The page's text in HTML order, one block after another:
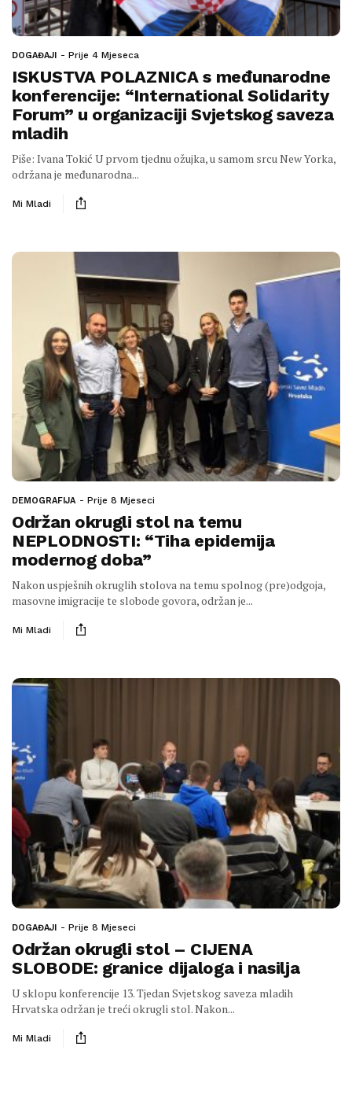
DOGAĐAJI Prije 4 Mjeseca
ISKUSTVA POLAZNICA s međunarodne
konferencije: “International Solidarity
Forum” u organizaciji Svjetskog saveza
mladih
Piše: Ivana Tokić U prvom tjednu ožujka, u samom srcu New Yorka,
održana je međunarodna...
Mi Mladi
DEMOGRAFIJA Prije 8 Mjeseci
Održan okrugli stol na temu
NEPLODNOSTI: “Tiha epidemija
modernog doba”
Nakon uspješnih okruglih stolova na temu spolnog (pre)odgoja,
masovne imigracije te slobode govora, održan je...
Mi Mladi
DOGAĐAJI Prije 8 Mjeseci
Održan okrugli stol – CIJENA
SLOBODE: granice dijaloga i nasilja
U sklopu konferencije 13. Tjedan Svjetskog saveza mladih
Hrvatska održan je treći okrugli stol. Nakon...
Mi Mladi